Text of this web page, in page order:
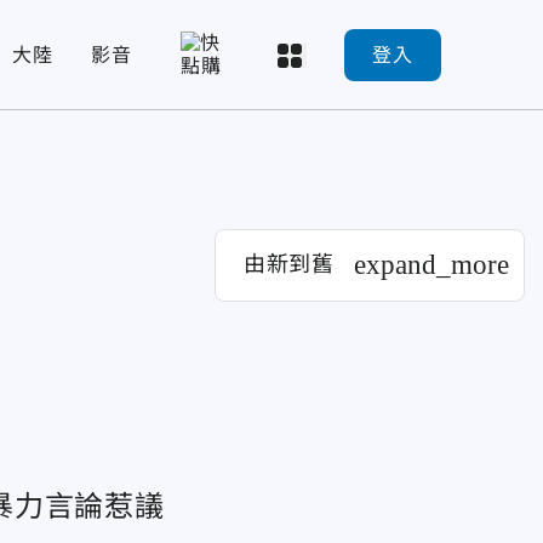
大陸 影音 登入
由新到舊 expand_more
言論惹議